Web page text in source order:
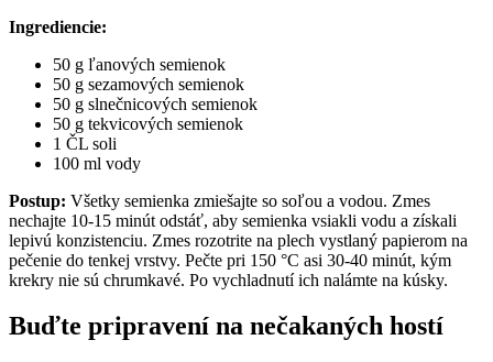
Ingrediencie:
50 g ľanových semienok
50 g sezamových semienok
50 g slnečnicových semienok
50 g tekvicových semienok
1 ČL soli
100 ml vody
Postup: Všetky semienka zmiešajte so soľou a vodou. Zmes
nechajte 10-15 minút odstáť, aby semienka vsiakli vodu a získali
lepivú konzistenciu. Zmes rozotrite na plech vystlaný papierom na
pečenie do tenkej vrstvy. Pečte pri 150 °C asi 30-40 minút, kým
krekry nie sú chrumkavé. Po vychladnutí ich nalámte na kúsky.
Buďte pripravení na nečakaných hostí